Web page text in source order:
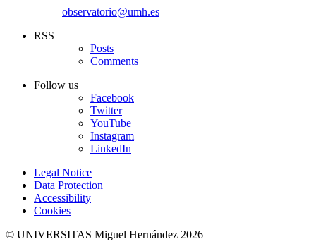
observatorio@umh.es
RSS
Posts
Comments
Follow us
Facebook
Twitter
YouTube
Instagram
LinkedIn
Legal Notice
Data Protection
Accessibility
Cookies
© UNIVERSITAS Miguel Hernández 2026